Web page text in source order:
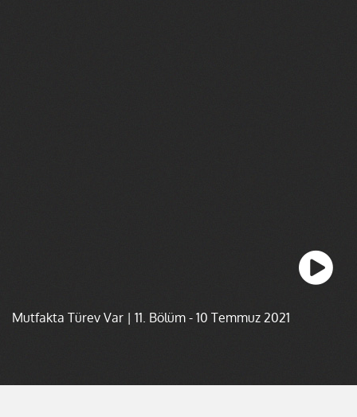
Mutfakta Türev Var | 11. Bölüm - 10 Temmuz 2021